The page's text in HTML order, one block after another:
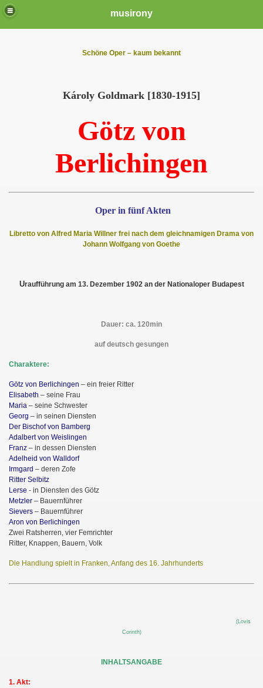
musirony
Schöne Oper – kaum bekannt
Károly Goldmark [1830-1915]
Götz von
Berlichingen
Oper in fünf Akten
Libretto von Alfred Maria Willner frei nach dem gleichnamigen Drama von
Johann Wolfgang von Goethe
Uraufführung am 13. Dezember 1902 an der Nationaloper Budapest
Dauer: ca. 120min
auf deutsch gesungen
Charaktere:
Götz von Berlichingen – ein freier Ritter
Elisabeth – seine Frau
Maria – seine Schwester
Georg – in seinen Diensten
Der Bischof von Bamberg
Adalbert von Weislingen
Franz – in dessen Diensten
Adelheid von Walldorf
Irmgard – deren Zofe
Ritter Selbitz
Lerse - in Diensten des Götz
Metzler – Bauernführer
Sievers – Bauernführer
Aron von Berlichingen
Zwei Ratsherren, vier Femrichter
Ritter, Knappen, Bauern, Volk
Die Handlung spielt in Franken, Anfang des 16. Jahrhunderts
(Lovis
Corinth)
INHALTSANGABE
1. Akt: